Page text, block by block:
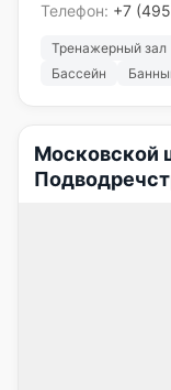
Телефон: +7
Тренажерный зал
Бассейн
Московской